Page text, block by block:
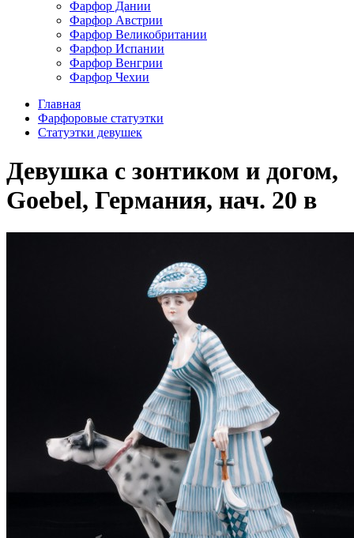
Фарфор Дании
Фарфор Австрии
Фарфор Великобритании
Фарфор Испании
Фарфор Венгрии
Фарфор Чехии
Главная
Фарфоровые статуэтки
Статуэтки девушек
Девушка с зонтиком и догом,
Goebel, Германия, нач. 20 в